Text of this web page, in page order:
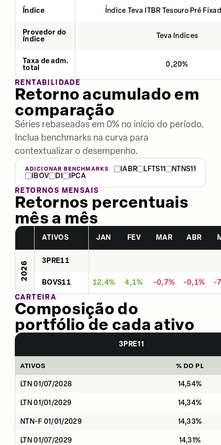
Índice Índice Teva ITBR Tesouro Pré
Provedor do
índice
Teva Indices
Taxa de adm.
total
0,20%
RENTABILIDADE
Retorno acumulado em
comparação
Séries rebaseadas em 0% no início do período.
Inclua benchmarks na curva para
contextualizar o desempenho.
ADICIONAR BENCHMARKS IABR LFTS11
NTNS11
IBOV
DI
IPCA
RETORNOS MENSAIS
Retornos percentuais
mês a mês
ATIVOS JAN FEV MAR ABR
2026 3PRE11
BOVS11 12,4% 4,1% -0,7% -0,1%
-
CARTEIRA
Composição do
portfólio de cada ativo
3PRE11
ATIVOS % DO PL
LTN 01/07/2028 14,54%
LTN 01/01/2029 14,34%
NTN-F 01/01/2029 14,33%
LTN 01/07/2029 14,31%